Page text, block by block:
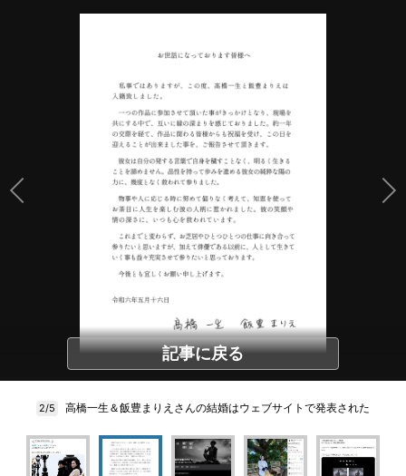
記事に戻る
2/5 高橋一生＆飯豊まりえさんの結婚はウェブサイトで発表された